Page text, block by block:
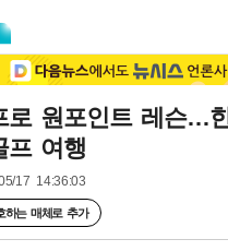
로 원포인트 레슨…
프 여행
17 14:36:03
하는 매체로 추가